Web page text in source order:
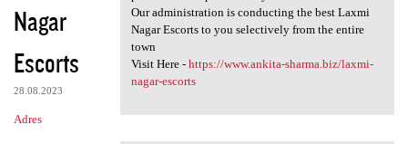
Nagar
Escorts
28.08.2023
Adres
Our administration is conducting the best Laxmi
Nagar Escorts to you selectively from the entire
town
Visit Here - https://www.ankita-sharma.biz/laxmi-
nagar-escorts